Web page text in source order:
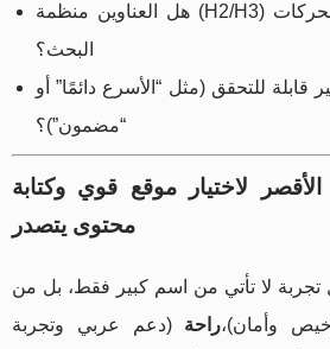
هل العناوين منظمة (H2/H3) وتخدم القارئ قبل محركات
البحث؟
للتحقق (مثل “الأسرع دائمًا” أو
“مضمون”)؟
لاختيار موقع قوي وكتابة
محتوى يتصدر
تجربة لا تأتي من اسم كبير فقط، بل من
وأمان)،راحة (دعم عربي وتجربة